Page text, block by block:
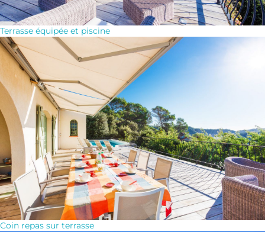
Terrasse équipée et piscine
Coin repas sur terrasse